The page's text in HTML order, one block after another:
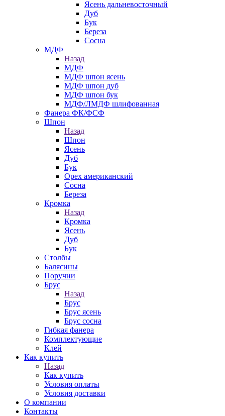
Ясень дальневосточный
Дуб
Бук
Береза
Сосна
МДФ
Назад
МДФ
МДФ шпон ясень
МДФ шпон дуб
МДФ шпон бук
МДФ/ЛМДФ шлифованная
Фанера ФК/ФСФ
Шпон
Назад
Шпон
Ясень
Дуб
Бук
Орех американский
Сосна
Береза
Кромка
Назад
Кромка
Ясень
Дуб
Бук
Столбы
Балясины
Поручни
Брус
Назад
Брус
Брус ясень
Брус сосна
Гибкая фанера
Комплектующие
Клей
Как купить
Назад
Как купить
Условия оплаты
Условия доставки
О компании
Контакты